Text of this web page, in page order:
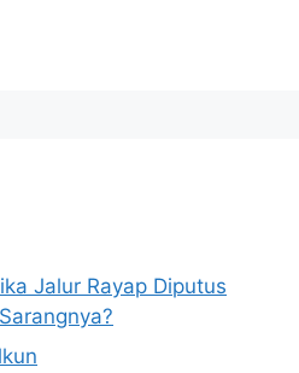
Jalur Rayap Diputus